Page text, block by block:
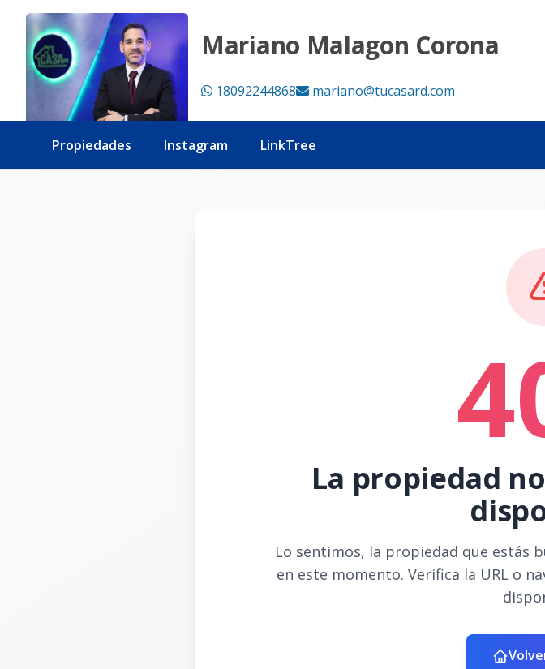
Mariano Malagon Corona
18092244868 mariano@tucasard.com
Propiedades Instagram LinkTree
La propiedad
Lo sentimos, la propiedad que estás
en este momento. Verifica la URL o
Página no encontrada - Tu Casa RD